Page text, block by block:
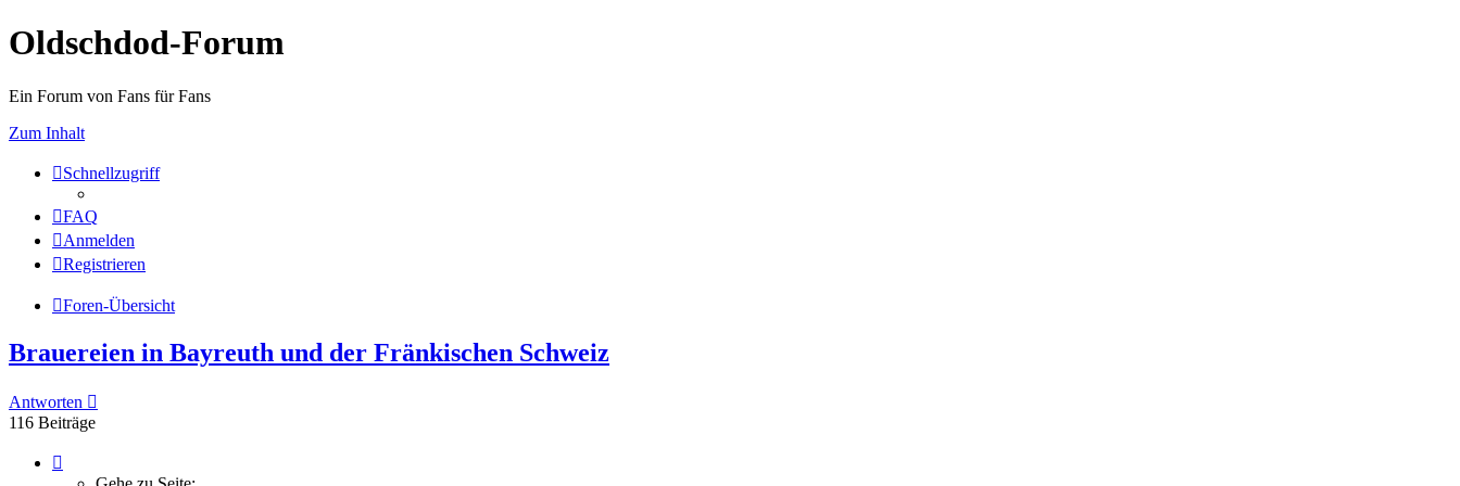
Oldschdod-Forum
Ein Forum von Fans für Fans
Zum Inhalt
Schnellzugriff
FAQ
Anmelden
Registrieren
Foren-Übersicht
Brauereien in Bayreuth und der Fränkischen Schweiz
Antworten
116 Beiträge